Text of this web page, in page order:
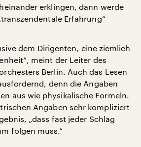
erklingen, dann werde
Erfahrung“
dem Dirigenten, eine ziemlich
meint der Leiter des
Berlin. Auch das Lesen
denn die Angaben
aus wie physikalische Formeln.
Angaben sehr kompliziert
„dass fast jeder Schlag
folgen muss.“